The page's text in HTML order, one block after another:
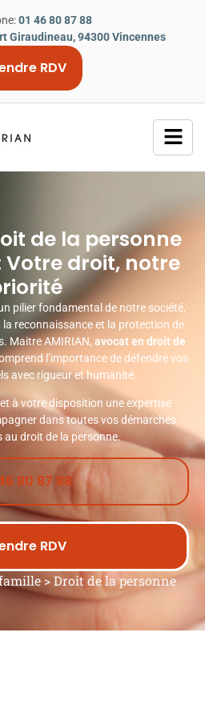
01 46 80 87 88
Giraudineau, 94300 Vincennes
RDV
de la personne
Votre droit, notre
pilier fondamental de notre société,
reconnaissance et la protection de
Maitre AMIRIAN, avocat en droit de
l’importance de défendre vos
avec rigueur et humanité.
à votre disposition une expertise
dans toutes vos démarches
au droit de la personne.
80 87 88
RDV
>Droit de la personne